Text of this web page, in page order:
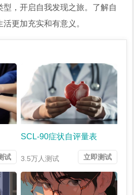
，开启自我发现之旅。了解自
更加充实和有意义。
试
SCL-90症状自评量表
3.5万人测试 立即测试